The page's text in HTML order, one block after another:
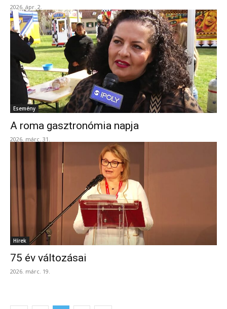
2026. ápr. 2.
Esemény
A roma gasztronómia napja
2026. márc. 31.
Hírek
75 év változásai
2026. márc. 19.